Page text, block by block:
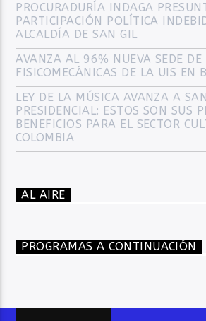
PROCURADURÍA INDAGA
PARTICIPACIÓN POLÍTICA
ALCALDÍA DE SAN GIL
AVANZA AL 96% NUEVA SEDE DE
FISICOMECÁNICAS DE LA UIS EN
LEY DE LA MÚSICA AVANZA A
PRESIDENCIAL: ESTOS SON SUS
BENEFICIOS PARA EL SECTOR
COLOMBIA
AL AIRE
PROGRAMAS A CONTINUACIÓN